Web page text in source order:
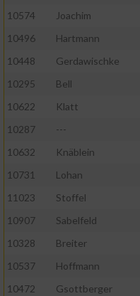
10574
Joachim
10496
Hartmann
10448
Gerdawischke
10295
Bell
10622
Klatt
10287
---
10632
Knäblein
10731
Lohan
11023
Stoffel
10907
Sabelfeld
10328
Breiter
10537
Hoffmann
10472
Gsottberger